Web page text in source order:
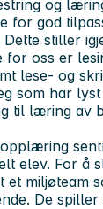
og
for god
stiller
for oss er
lese- og
som har
til læring av
elev. For å
et miljøteam
De